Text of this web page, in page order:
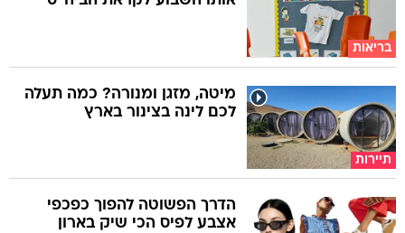
בריאות
תיירות
מיטה, מזגן ומנורה? כמה תעלה
לכם לינה בצינור בארץ
הדרך הפשוטה להפוך כפכפי
אצבע לפיס הכי שיק בארון